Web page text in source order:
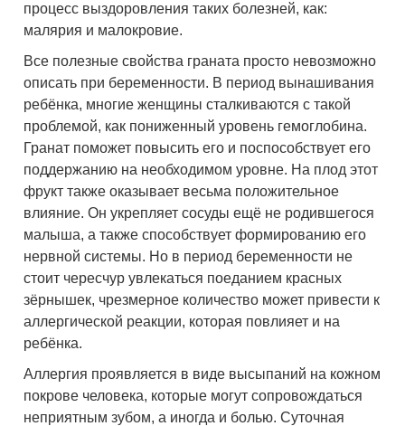
процесс выздоровления таких болезней, как:
малярия и малокровие.
Все полезные свойства граната просто невозможно
описать при беременности. В период вынашивания
ребёнка, многие женщины сталкиваются с такой
проблемой, как пониженный уровень гемоглобина.
Гранат поможет повысить его и поспособствует его
поддержанию на необходимом уровне. На плод этот
фрукт также оказывает весьма положительное
влияние. Он укрепляет сосуды ещё не родившегося
малыша, а также способствует формированию его
нервной системы. Но в период беременности не
стоит чересчур увлекаться поеданием красных
зёрнышек, чрезмерное количество может привести к
аллергической реакции, которая повлияет и на
ребёнка.
Аллергия проявляется в виде высыпаний на кожном
покрове человека, которые могут сопровождаться
неприятным зубом, а иногда и болью. Суточная